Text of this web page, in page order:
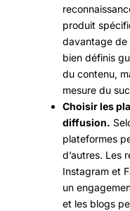
produit
davantage de
bien définis
du contenu,
mesure du
Choisir les
diffusion.
plateformes
d’autres. Les
Instagram et
un
et les blogs